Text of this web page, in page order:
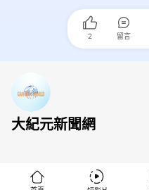
2 留言
大紀元新聞網